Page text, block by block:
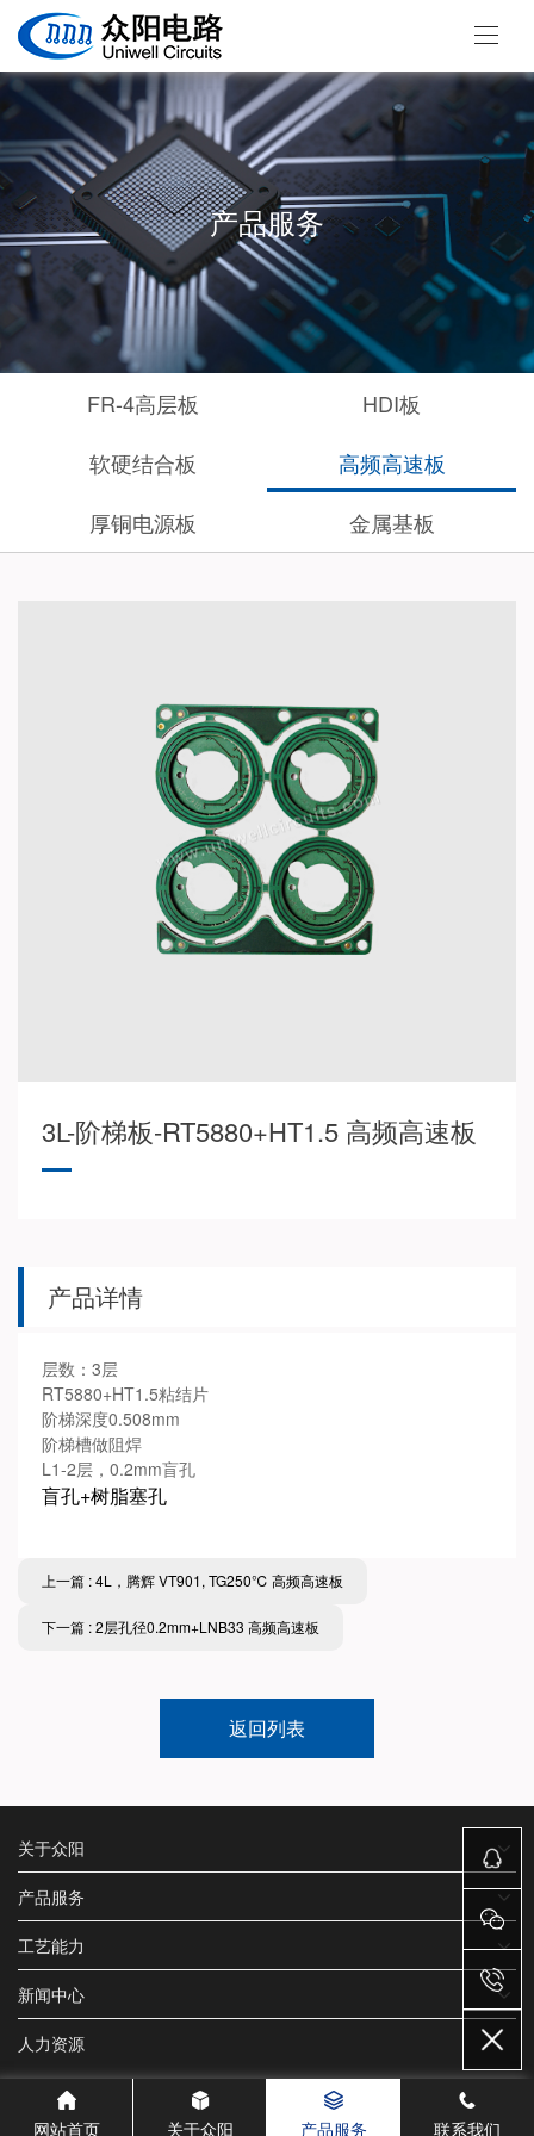
产品服务
FR-4高层板
HDI板
软硬结合板
高频高速板
厚铜电源板
金属基板
3L-阶梯板-RT5880+HT1.5 高频高速板
产品详情
层数：3层
RT5880+HT1.5粘结片
阶梯深度0.508mm
阶梯槽做阻焊
L1-2层，0.2mm盲孔
盲孔+树脂塞孔
上一篇 : 4L，腾辉 VT901, TG250℃ 高频高速板
下一篇 : 2层孔径0.2mm+LNB33 高频高速板
返回列表
关于众阳
产品服务
工艺能力
新闻中心
人力资源
网站首页 关于众阳 产品服务 联系我们